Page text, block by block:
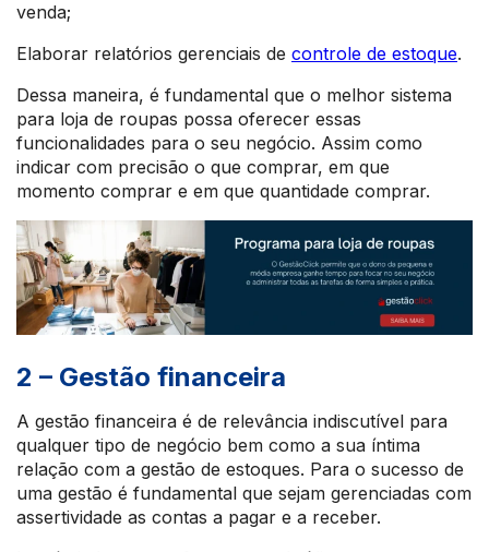
venda;
Elaborar relatórios gerenciais de controle de estoque.
Dessa maneira, é fundamental que o melhor sistema
para loja de roupas possa oferecer essas
funcionalidades para o seu negócio. Assim como
indicar com precisão o que comprar, em que
momento comprar e em que quantidade comprar.
2 – Gestão financeira
A gestão financeira é de relevância indiscutível para
qualquer tipo de negócio bem como a sua íntima
relação com a gestão de estoques. Para o sucesso de
uma gestão é fundamental que sejam gerenciadas com
assertividade as contas a pagar e a receber.